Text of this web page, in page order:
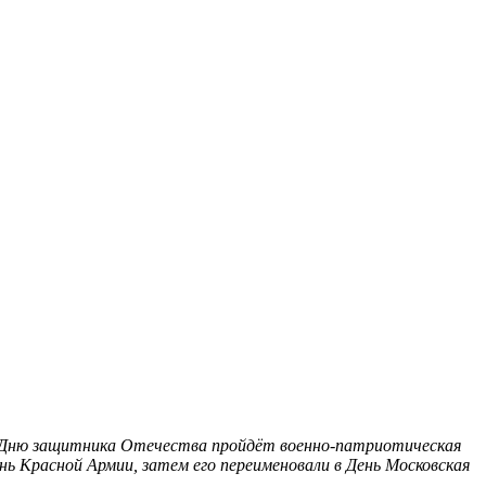
защитника Отечества пройдёт военно-патриотическая
Красной Армии, затем его переименовали в День Московская